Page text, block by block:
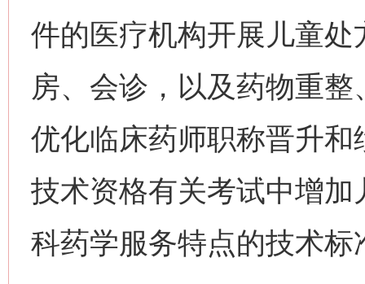
件的医疗机构开展儿童
房、会诊，以及药物重
优化临床药师职称晋升
技术资格有关考试中增
科药学服务特点的技术标